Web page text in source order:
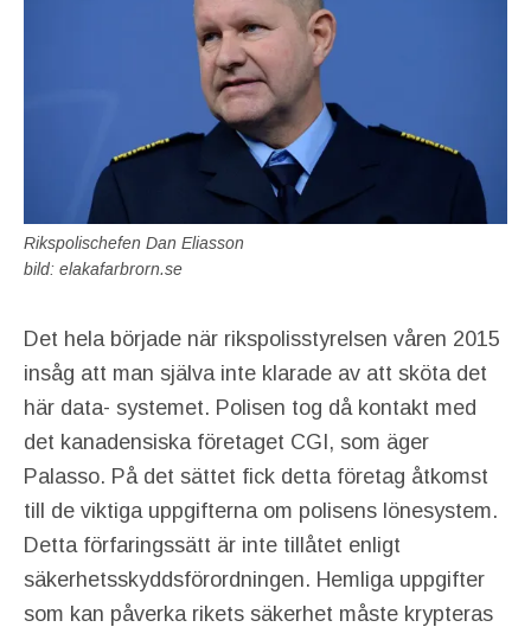
Rikspolischefen Dan Eliasson
bild: elakafarbrorn.se
Det hela började när rikspolisstyrelsen våren 2015
insåg att man själva inte klarade av att sköta det
här data- systemet. Polisen tog då kontakt med
det kanadensiska företaget CGI, som äger
Palasso. På det sättet fick detta företag åtkomst
till de viktiga uppgifterna om polisens lönesystem.
Detta förfaringssätt är inte tillåtet enligt
säkerhetsskyddsförordningen. Hemliga uppgifter
som kan påverka rikets säkerhet måste krypteras